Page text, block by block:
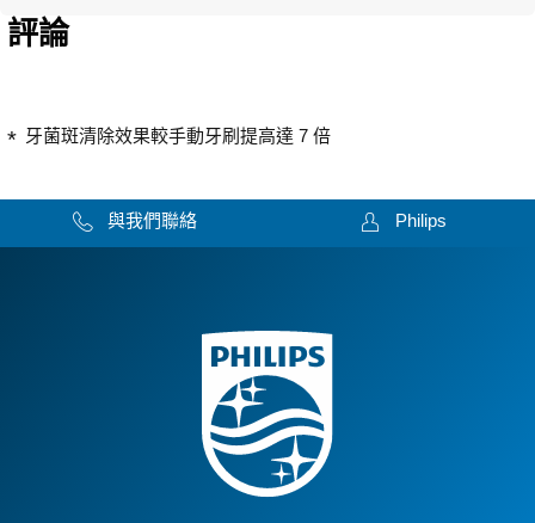
評論
牙菌斑清除效果較手動牙刷提高達 7 倍
與我們聯絡 Philips